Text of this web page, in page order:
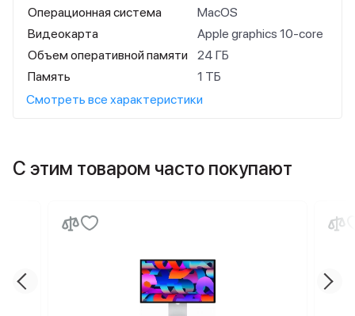
Операционная система
MacOS
Видеокарта
Apple graphics 10-core
Объем оперативной памяти
24 ГБ
Память
1 ТБ
Смотреть все характеристики
С этим товаром часто покупают